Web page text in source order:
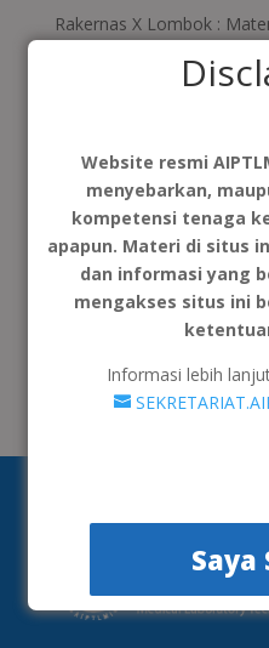
Rakernas X Lombok :
Menyongsong Akreditasi
ENGAGEMENT. Malaysia…..
Kolaborasi AIPTLMI,
Hasilkan Standar Nasional
Kurikulum, dan Blueprint
Recent
Tidak ada komentar untuk
Website resmi
menyebarkan,
kompetensi tenaga
apapun. Materi di situs
dan informasi yang
mengakses situs ini
Informasi lebih
Saya